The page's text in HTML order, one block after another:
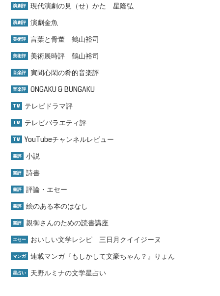
演劇評 現代演劇の見（せ）かた 星隆弘
演劇評 演劇金魚
美術評 言葉と骨董 鶴山裕司
美術評 美術展時評 鶴山裕司
音楽評 寅間心閑の肴的音楽評
音楽評 ONGAKU & BUNGAKU
TV テレビドラマ評
TV テレビバラエティ評
TV YouTubeチャンネルレビュー
書評 小説
書評 詩書
書評 評論・エセー
書評 絵のある本のはなし
書評 親御さんのための読書講座
エセー おいしい文学レシピ 三日月クイイジーヌ
マンガ 連載マンガ『もしかして文豪ちゃん？』りょん
星占い 天野ルミナの文学星占い